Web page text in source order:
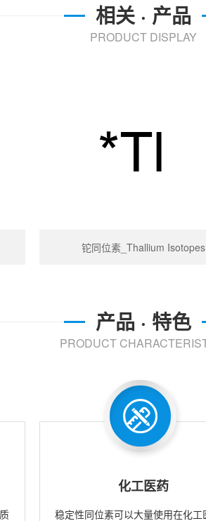
相关 · 产品
PRODUCT DISPLAY
铊同位素_Thallium Isotopes
产品 · 特色
PRODUCT
化工医药
稳定性同位素可以大量使用在化工